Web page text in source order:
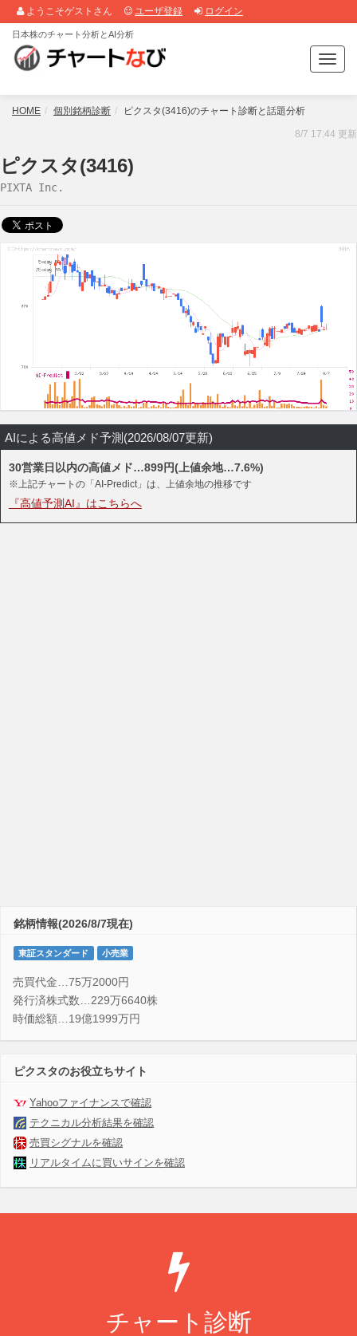
ようこそゲストさん ユーザ登録 ログイン
T
o
g
e
日本株のチャート分析とAI分析
HOME 個別銘柄診断 ピクスタ(3416)のチャート診断と話題分析
8/7 17:44 更新
ピクスタ(3416)
PIXTA Inc.
AIによる高値メド予測(2026/08/07更新)
30営業日以内の高値メド…899円(上値余地…7.6%)
※上記チャートの「AI-Predict」は、上値余地の推移です
『高値予測AI』はこちらへ
銘柄情報(2026/8/7現在)
東証スタンダード 小売業
売買代金…75万2000円
発行済株式数…229万6640株
時価総額…19億1999万円
ピクスタのお役立ちサイト
Yahooファイナンスで確認
テクニカル分析結果を確認
売買シグナルを確認
リアルタイムに買いサインを確認
チャート診断